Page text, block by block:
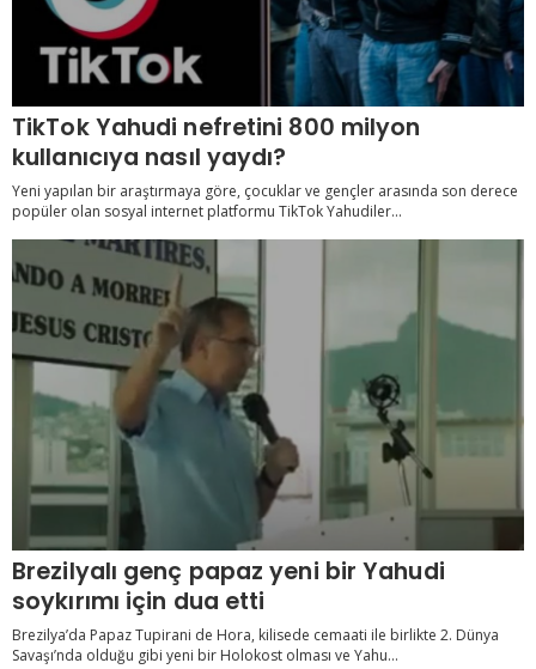
TikTok Yahudi nefretini 800 milyon
kullanıcıya nasıl yaydı?
Yeni yapılan bir araştırmaya göre, çocuklar ve gençler arasında son derece
popüler olan sosyal internet platformu TikTok Yahudiler...
Brezilyalı genç papaz yeni bir Yahudi
soykırımı için dua etti
Brezilya’da Papaz Tupirani de Hora, kilisede cemaati ile birlikte 2. Dünya
Savaşı’nda olduğu gibi yeni bir Holokost olması ve Yahu...